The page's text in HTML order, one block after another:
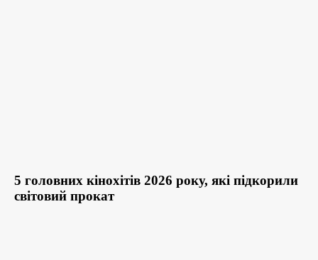
5 головних кінохітів 2026 року, які підкорили
світовий прокат